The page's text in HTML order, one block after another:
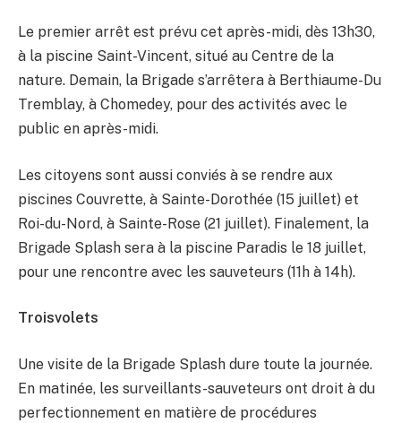
Le premier arrêt est prévu cet après-midi, dès 13h30,
à la piscine Saint-Vincent, situé au Centre de la
nature. Demain, la Brigade s’arrêtera à Berthiaume-Du
Tremblay, à Chomedey, pour des activités avec le
public en après-midi.
Les citoyens sont aussi conviés à se rendre aux
piscines Couvrette, à Sainte-Dorothée (15 juillet) et
Roi-du-Nord, à Sainte-Rose (21 juillet). Finalement, la
Brigade Splash sera à la piscine Paradis le 18 juillet,
pour une rencontre avec les sauveteurs (11h à 14h).
Troisvolets
Une visite de la Brigade Splash dure toute la journée.
En matinée, les surveillants-sauveteurs ont droit à du
perfectionnement en matière de procédures